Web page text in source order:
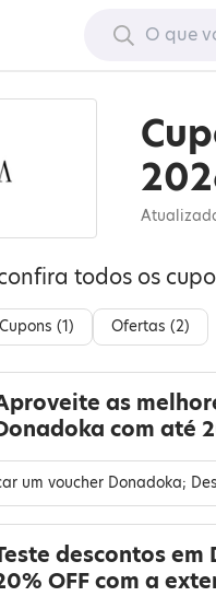
todos os
Cupons (1) Ofertas (2)
as
com até
um voucher Donadoka;
descontos
OFF com a